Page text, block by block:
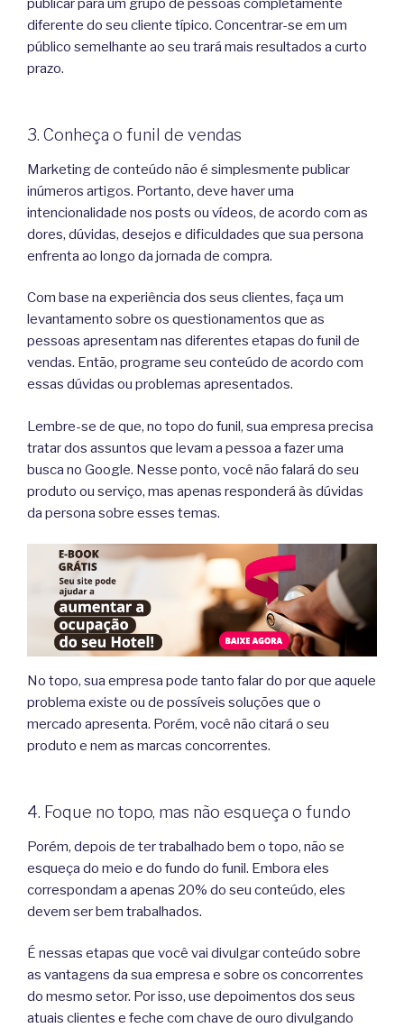
publicar para um grupo de pessoas completamente
diferente do seu cliente típico. Concentrar-se em um
público semelhante ao seu trará mais resultados a curto
prazo.
3. Conheça o funil de vendas
Marketing de conteúdo não é simplesmente publicar
inúmeros artigos. Portanto, deve haver uma
intencionalidade nos posts ou vídeos, de acordo com as
dores, dúvidas, desejos e dificuldades que sua persona
enfrenta ao longo da jornada de compra.
Com base na experiência dos seus clientes, faça um
levantamento sobre os questionamentos que as
pessoas apresentam nas diferentes etapas do funil de
vendas. Então, programe seu conteúdo de acordo com
essas dúvidas ou problemas apresentados.
Lembre-se de que, no topo do funil, sua empresa precisa
tratar dos assuntos que levam a pessoa a fazer uma
busca no Google. Nesse ponto, você não falará do seu
produto ou serviço, mas apenas responderá às dúvidas
da persona sobre esses temas.
No topo, sua empresa pode tanto falar do por que aquele
problema existe ou de possíveis soluções que o
mercado apresenta. Porém, você não citará o seu
produto e nem as marcas concorrentes.
4. Foque no topo, mas não esqueça o fundo
Porém, depois de ter trabalhado bem o topo, não se
esqueça do meio e do fundo do funil. Embora eles
correspondam a apenas 20% do seu conteúdo, eles
devem ser bem trabalhados.
É nessas etapas que você vai divulgar conteúdo sobre
as vantagens da sua empresa e sobre os concorrentes
do mesmo setor. Por isso, use depoimentos dos seus
atuais clientes e feche com chave de ouro divulgando